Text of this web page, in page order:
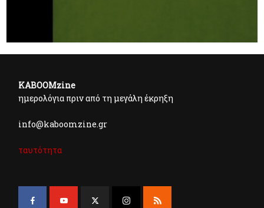
KABOOMzine
ημερολόγια πριν από τη μεγάλη έκρηξη
info@kaboomzine.gr
ταυτότητα